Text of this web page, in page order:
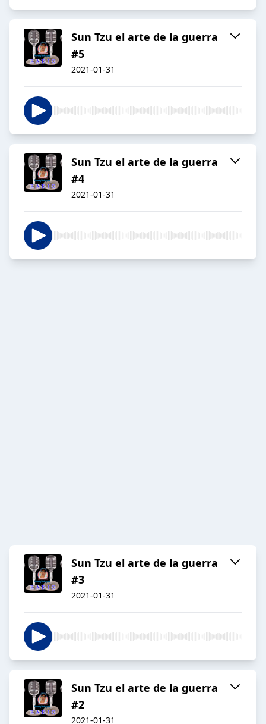
Sun Tzu el arte de la guerra
#5
2021-01-31
Sun Tzu el arte de la guerra
#4
2021-01-31
Sun Tzu el arte de la guerra
#3
2021-01-31
Sun Tzu el arte de la guerra
#2
2021-01-31